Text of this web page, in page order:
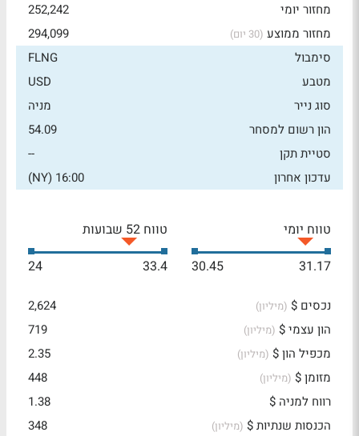
מחזור יומי
252,242
מחזור ממוצע (30 יום)
294,099
סימבול
FLNG
מטבע
USD
סוג נייר
מניה
הון רשום למסחר
54.09
סטיית תקן
--
עדכון אחרון
16:00 (NY)
טווח יומי
31.17
30.45
טווח 52 שבועות
33.4
24
נכסים $ (מיליון)
2,624
הון עצמי $ (מיליון)
719
מכפיל הון $ (מיליון)
2.35
מזומן $ (מיליון)
448
רווח למניה $
1.38
הכנסות שנתיות $ (מיליון)
348